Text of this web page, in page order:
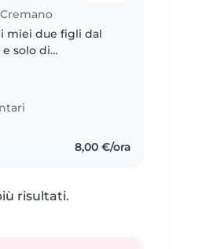
miei due figli dal
solo di
8,00 €/ora
risultati.